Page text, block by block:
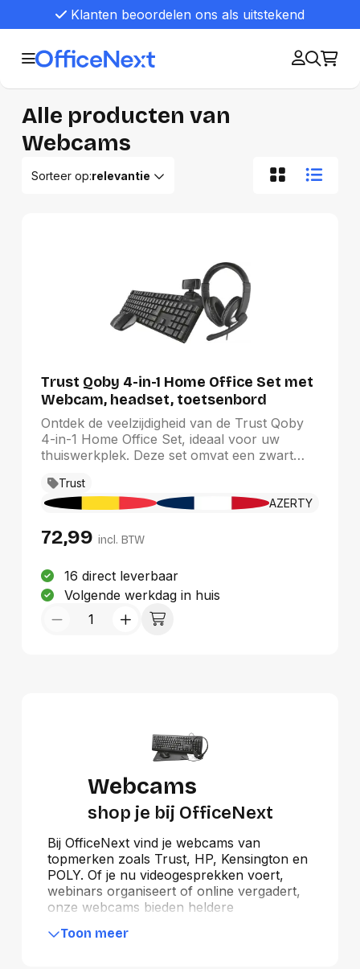
Klanten beoordelen ons als uitstekend
Alle producten van
Webcams
Sorteer op:relevantie
Duurste eerst
Trust Qoby 4-in-1 Home Office Set met
Webcam, headset, toetsenbord
(azerty) en muis
Ontdek de veelzijdigheid van de Trust Qoby
4-in-1 Home Office Set, ideaal voor uw
thuiswerkplek. Deze set omvat een zwart
een bereik van 10 meter voor optimale
bewegingsvrijheid. De 720p HD webcam past
aan en is eenvoudig te bevestigen aan uw
geluidskwaliteit met de headset, die een
aanpasbare hoofdband en inline
volumeregeling biedt voor een comfortabele
communicatie-ervaring.
Trust
AZERTY
72,99 incl. BTW
16 direct leverbaar
Volgende werkdag in huis
Webcams
shop je bij OfficeNext
Bij OfficeNext vind je webcams van
topmerken zoals Trust, HP, Kensington en
POLY. Of je nu videogesprekken voert,
webinars organiseert of online vergadert,
onze webcams bieden heldere
De webcams van Trust en HP zijn ideaal
Toon meer